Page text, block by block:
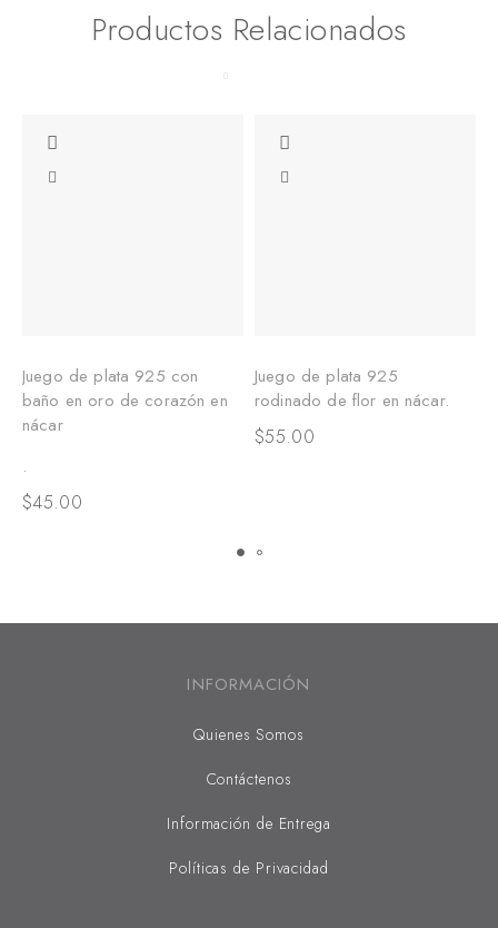
Productos Relacionados
Juego de plata 925 con
baño en oro de corazón en
nácar
.
$45.00
Juego de plata 925
rodinado de flor en nácar.
$55.00
INFORMACIÓN
Quienes Somos
Contáctenos
Información de Entrega
Políticas de Privacidad